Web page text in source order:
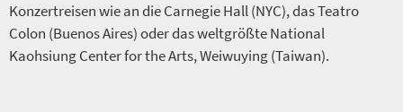
Konzertreisen wie an die Carnegie Hall (NYC), das Teatro
Colon (Buenos Aires) oder das weltgrößte National
Kaohsiung Center for the Arts, Weiwuying (Taiwan).